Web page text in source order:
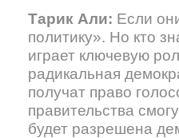
Тарик Али: Если
политику». Но кто
играет ключевую
радикальная
получат право
правительства
будет разрешена